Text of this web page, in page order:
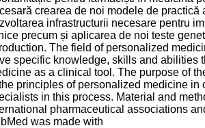
crearea de noi modele de
infrastructurii necesare pentru
precum și aplicarea de noi teste
The field of personalized
specific knowledge, skills and abilities
as a clinical tool. The purpose of
principles of personalized medicine in
in this process. Material and
pharmaceutical associations
was made with